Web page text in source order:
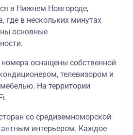
в Нижнем Новгороде,
где в нескольких минутах
основные
оснащены собственной
телевизором и
На территории
со средиземноморской
интерьером. Каждое